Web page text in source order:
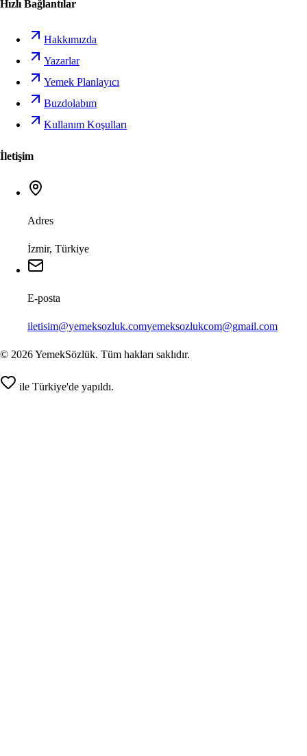
Hızlı Bağlantılar
Hakkımızda
Yazarlar
Yemek Planlayıcı
Buzdolabım
Kullanım Koşulları
İletişim
Adres
İzmir, Türkiye
E-posta
iletisim@yemeksozluk.comyemeksozlukcom@gmail.com
© 2026YemekSözlük. Tüm hakları saklıdır.
ile Türkiye'de yapıldı.